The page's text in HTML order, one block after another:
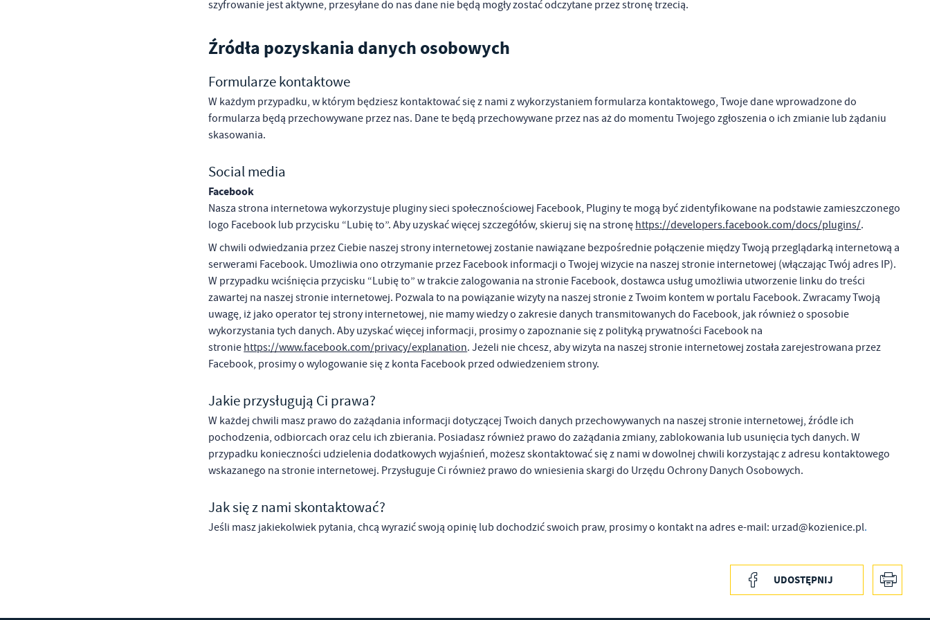
szyfrowanie jest aktywne, przesyłane do nas dane nie będą mogły zostać odczytane przez stronę trzecią.
Źródła pozyskania danych osobowych
Formularze kontaktowe
W każdym przypadku, w którym będziesz kontaktować się z nami z wykorzystaniem formularza kontaktowego, Twoje dane wprowadzone do
formularza będą przechowywane przez nas. Dane te będą przechowywane przez nas aż do momentu Twojego zgłoszenia o ich zmianie lub żądaniu
skasowania.
Social media
Facebook
Nasza strona internetowa wykorzystuje pluginy sieci społecznościowej Facebook, Pluginy te mogą być zidentyfikowane na podstawie zamieszczonego
logo Facebook lub przycisku “Lubię to”. Aby uzyskać więcej szczegółów, skieruj się na stronę https://developers.facebook.com/docs/plugins/.
W chwili odwiedzania przez Ciebie naszej strony internetowej zostanie nawiązane bezpośrednie połączenie między Twoją przeglądarką internetową a
serwerami Facebook. Umożliwia ono otrzymanie przez Facebook informacji o Twojej wizycie na naszej stronie internetowej (włączając Twój adres IP).
W przypadku wciśnięcia przycisku “Lubię to” w trakcie zalogowania na stronie Facebook, dostawca usług umożliwia utworzenie linku do treści
zawartej na naszej stronie internetowej. Pozwala to na powiązanie wizyty na naszej stronie z Twoim kontem w portalu Facebook. Zwracamy Twoją
uwagę, iż jako operator tej strony internetowej, nie mamy wiedzy o zakresie danych transmitowanych do Facebook, jak również o sposobie
wykorzystania tych danych. Aby uzyskać więcej informacji, prosimy o zapoznanie się z polityką prywatności Facebook na
stronie https://www.facebook.com/privacy/explanation. Jeżeli nie chcesz, aby wizyta na naszej stronie internetowej została zarejestrowana przez
Facebook, prosimy o wylogowanie się z konta Facebook przed odwiedzeniem strony.
Jakie przysługują Ci prawa?
W każdej chwili masz prawo do zażądania informacji dotyczącej Twoich danych przechowywanych na naszej stronie internetowej, źródle ich
pochodzenia, odbiorcach oraz celu ich zbierania. Posiadasz również prawo do zażądania zmiany, zablokowania lub usunięcia tych danych. W
przypadku konieczności udzielenia dodatkowych wyjaśnień, możesz skontaktować się z nami w dowolnej chwili korzystając z adresu kontaktowego
wskazanego na stronie internetowej. Przysługuje Ci również prawo do wniesienia skargi do Urzędu Ochrony Danych Osobowych.
Jak się z nami skontaktować?
Jeśli masz jakiekolwiek pytania, chcą wyrazić swoją opinię lub dochodzić swoich praw, prosimy o kontakt na adres e-mail: urzad@kozienice.pl.
UDOSTĘPNIJ